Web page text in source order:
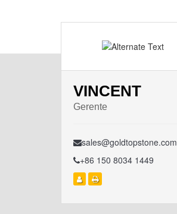
VINCENT
Gerente
sales@goldtopstone.com
+86 150 8034 1449